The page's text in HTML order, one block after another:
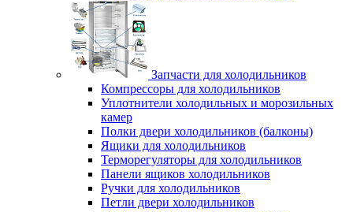
Запчасти для холодильников
Компрессоры для холодильников
Уплотнители холодильных и морозильных
камер
Полки двери холодильников (балконы)
Ящики для холодильников
Терморегуляторы для холодильников
Панели ящиков холодильников
Ручки для холодильников
Петли двери холодильников